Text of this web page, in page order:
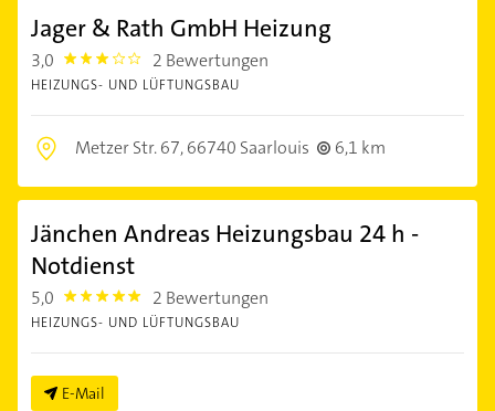
Jager & Rath GmbH Heizung
3,0 3.0 2 Bewertungen
HEIZUNGS- UND LÜFTUNGSBAU
Metzer Str. 67,66740 Saarlouis 6,1 km
Jänchen Andreas Heizungsbau 24 h -
Notdienst
5,0 5.0 2 Bewertungen
HEIZUNGS- UND LÜFTUNGSBAU
E-Mail